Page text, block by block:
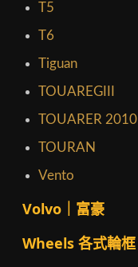
T5
T6
Tiguan
TOUAREGIII
TOUARER 2010
TOURAN
Vento
Volvo｜富豪
Wheels 各式輪框